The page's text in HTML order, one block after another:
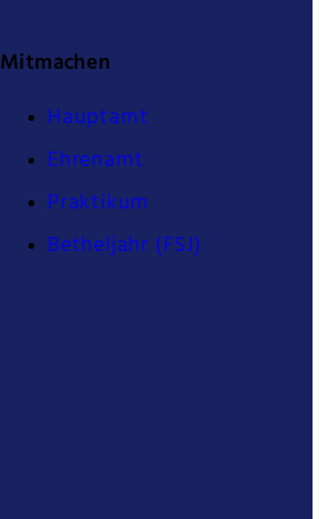
Mitmachen
Hauptamt
Ehrenamt
Praktikum
Betheljahr (FSJ)